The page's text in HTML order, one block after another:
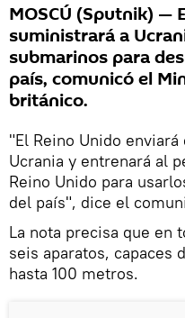
MOSCÚ (Sputnik) —
suministrará a
submarinos para
país, comunicó el
británico.
"El Reino Unido
Ucrania y entrenará al
Reino Unido para
del país", dice el
La nota precisa que en
seis aparatos, capaces
hasta 100 metros.